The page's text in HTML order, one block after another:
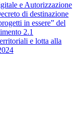
e Autorizzazione
di destinazione
in essere” del
2.1
e lotta alla